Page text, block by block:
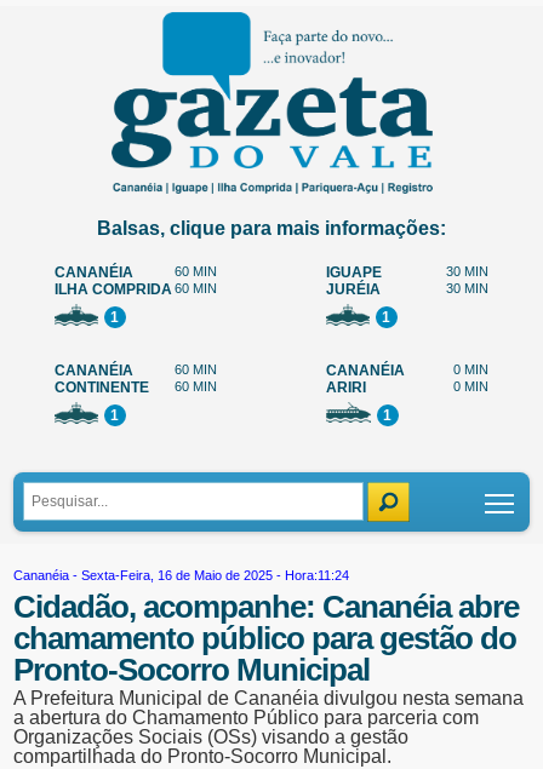
Balsas, clique para mais informações:
CANANÉIA 60 MIN
ILHA COMPRIDA60 MIN
1
IGUAPE 30 MIN
JURÉIA 30 MIN
1
CANANÉIA 60 MIN
CONTINENTE 60 MIN
1
CANANÉIA 0 MIN
ARIRI 0 MIN
1
Cananéia - Sexta-Feira, 16 de Maio de 2025 - Hora:11:24
Cidadão, acompanhe: Cananéia abre
chamamento público para gestão do
Pronto-Socorro Municipal
A Prefeitura Municipal de Cananéia divulgou nesta semana
a abertura do Chamamento Público para parceria com
Organizações Sociais (OSs) visando a gestão
compartilhada do Pronto-Socorro Municipal.